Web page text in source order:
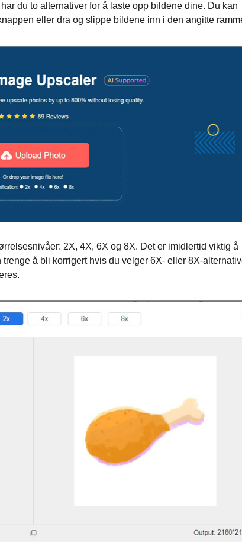
du to alternativer for å laste opp bildene dine. Du kan
eller dra og slippe bildene inn i den angitte
2X, 4X, 6X og 8X. Det er imidlertid viktig å
å bli korrigert hvis du velger 6X- eller 8X-